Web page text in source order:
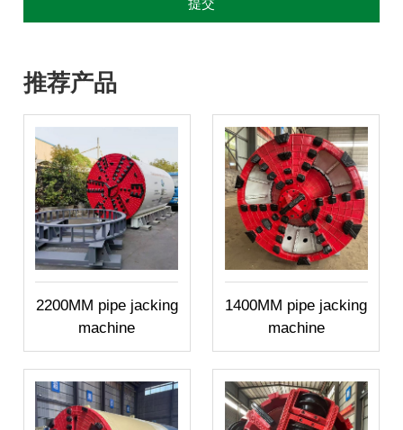
推荐产品
2200MM pipe jacking
machine
1400MM pipe jacking
machine